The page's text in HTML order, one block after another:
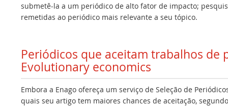
submetê-la a um periódico de alto fator de impacto;
remetidas ao periódico mais relevante a seu tópico.
Periódicos que aceitam trabalhos de
Evolutionary economics
Embora a Enago ofereça um serviço de Seleção de
quais seu artigo tem maiores chances de aceitação,